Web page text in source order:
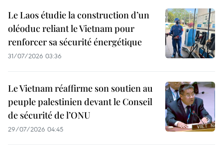
Le Laos étudie la construction d’un
oléoduc reliant le Vietnam pour
renforcer sa sécurité énergétique
31/07/2026 03:36
Le Vietnam réaffirme son soutien au
peuple palestinien devant le Conseil
de sécurité de l’ONU
29/07/2026 04:45